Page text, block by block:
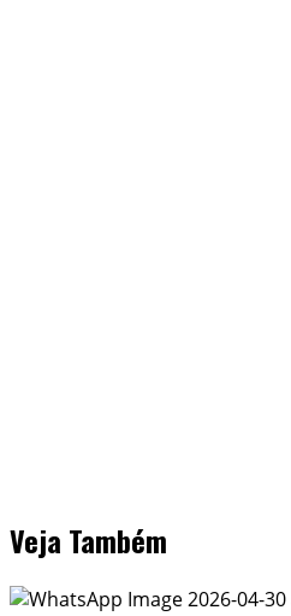
Veja Também